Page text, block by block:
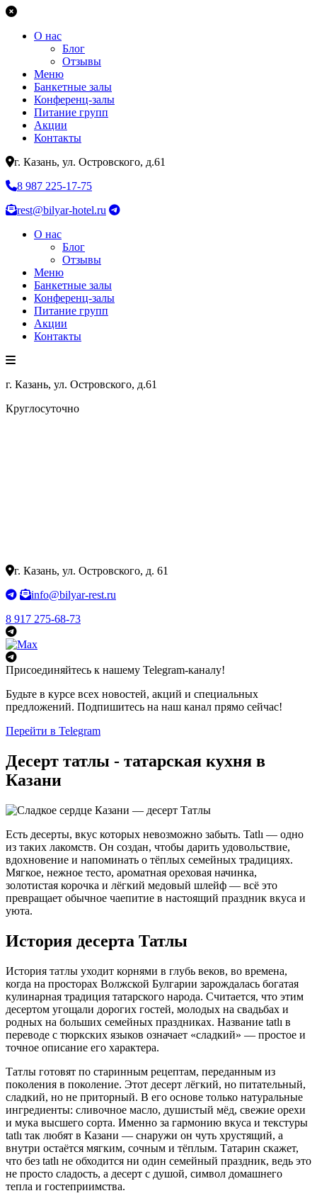
О нас
Блог
Отзывы
Меню
Банкетные залы
Конференц-залы
Питание групп
Акции
Контакты
г. Казань, ул. Островского, д.61
8 987 225-17-75
rest@bilyar-hotel.ru
О нас
Блог
Отзывы
Меню
Банкетные залы
Конференц-залы
Питание групп
Акции
Контакты
г. Казань, ул. Островского, д.61
Круглосуточно
г. Казань, ул. Островского, д. 61
info@bilyar-rest.ru
8 917 275-68-73
Присоединяйтесь к нашему Telegram-каналу!
Будьте в курсе всех новостей, акций и специальных
предложений. Подпишитесь на наш канал прямо сейчас!
Перейти в Telegram
Десерт татлы - татарская кухня в
Казани
Есть десерты, вкус которых невозможно забыть. Tatlı — одно
из таких лакомств. Он создан, чтобы дарить удовольствие,
вдохновение и напоминать о тёплых семейных традициях.
Мягкое, нежное тесто, ароматная ореховая начинка,
золотистая корочка и лёгкий медовый шлейф — всё это
превращает обычное чаепитие в настоящий праздник вкуса и
уюта.
История десерта Татлы
История татлы уходит корнями в глубь веков, во времена,
когда на просторах Волжской Булгарии зарождалась богатая
кулинарная традиция татарского народа. Считается, что этим
десертом угощали дорогих гостей, молодых на свадьбах и
родных на больших семейных праздниках. Название tatlı в
переводе с тюркских языков означает «сладкий» — простое и
точное описание его характера.
Татлы готовят по старинным рецептам, переданным из
поколения в поколение. Этот десерт лёгкий, но питательный,
сладкий, но не приторный. В его основе только натуральные
ингредиенты: сливочное масло, душистый мёд, свежие орехи
и мука высшего сорта. Именно за гармонию вкуса и текстуры
tatlı так любят в Казани — снаружи он чуть хрустящий, а
внутри остаётся мягким, сочным и тёплым. Татарин скажет,
что без tatlı не обходится ни один семейный праздник, ведь это
не просто сладость, а десерт с душой, символ домашнего
тепла и гостеприимства.